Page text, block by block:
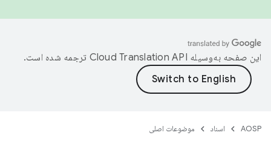
این صفحه به‌وسیله ترجمه شده است.
AOSP اسناد موضوعات اصلی